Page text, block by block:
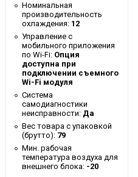
Да
31.5
Гарантийный талон
120
Да
Ballu
0.063
Номинальная
производительность
охлаждения: 12
Управление c
мобильного приложения
по Wi-Fi: Опция
доступна при
подключении съемного
Wi-Fi модуля
Система
самодиагностики
неисправности: Да
Вес товара с упаковкой
(брутто): 79
Мин. рабочая
температура воздуха для
внешнего блока: -20